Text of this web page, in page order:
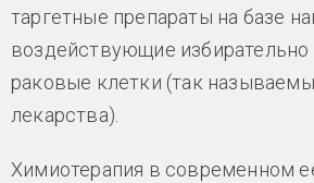
таргетные препараты на базе
воздействующие избирательно
раковые клетки (так
лекарства).
Химиотерапия в современном